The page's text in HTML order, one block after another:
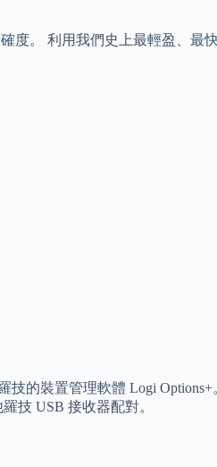
度。 利用我們史上最輕盈、最
的裝置管理軟體 Logi
技 USB 接收器配對。